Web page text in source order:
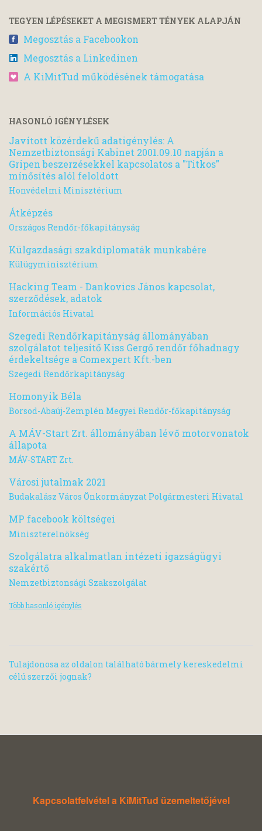
TEGYEN LÉPÉSEKET A MEGISMERT TÉNYEK ALAPJÁN
Megosztás a Facebookon
Megosztás a Linkedinen
A KiMitTud működésének támogatása
HASONLÓ IGÉNYLÉSEK
Javított közérdekű adatigénylés: A
Nemzetbiztonsági Kabinet 2001.09.10 napján a
Gripen beszerzésekkel kapcsolatos a "Titkos"
mínősítés alól feloldott
Honvédelmi Minisztérium
Átképzés
Országos Rendőr-főkapitányság
Külgazdasági szakdiplomaták munkabére
Külügyminisztérium
Hacking Team - Dankovics János kapcsolat,
szerződések, adatok
Információs Hivatal
Szegedi Rendőrkapitányság állományában
szolgálatot teljesítő Kiss Gergő rendőr főhadnagy
érdekeltsége a Comexpert Kft.-ben
Szegedi Rendőrkapitányság
Homonyik Béla
Borsod-Abaúj-Zemplén Megyei Rendőr-főkapitányság
A MÁV-Start Zrt. állományában lévő motorvonatok
állapota
MÁV-START Zrt.
Városi jutalmak 2021
Budakalász Város Önkormányzat Polgármesteri Hivatal
MP facebook költségei
Miniszterelnökség
Szolgálatra alkalmatlan intézeti igazságügyi
szakértő
Nemzetbiztonsági Szakszolgálat
Több hasonló igénylés
Tulajdonosa az oldalon található bármely kereskedelmi
célú szerzői jognak?
Kapcsolatfelvétel a KiMitTud üzemeltetőjével